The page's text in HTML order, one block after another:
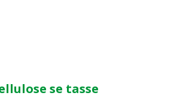
se tasse